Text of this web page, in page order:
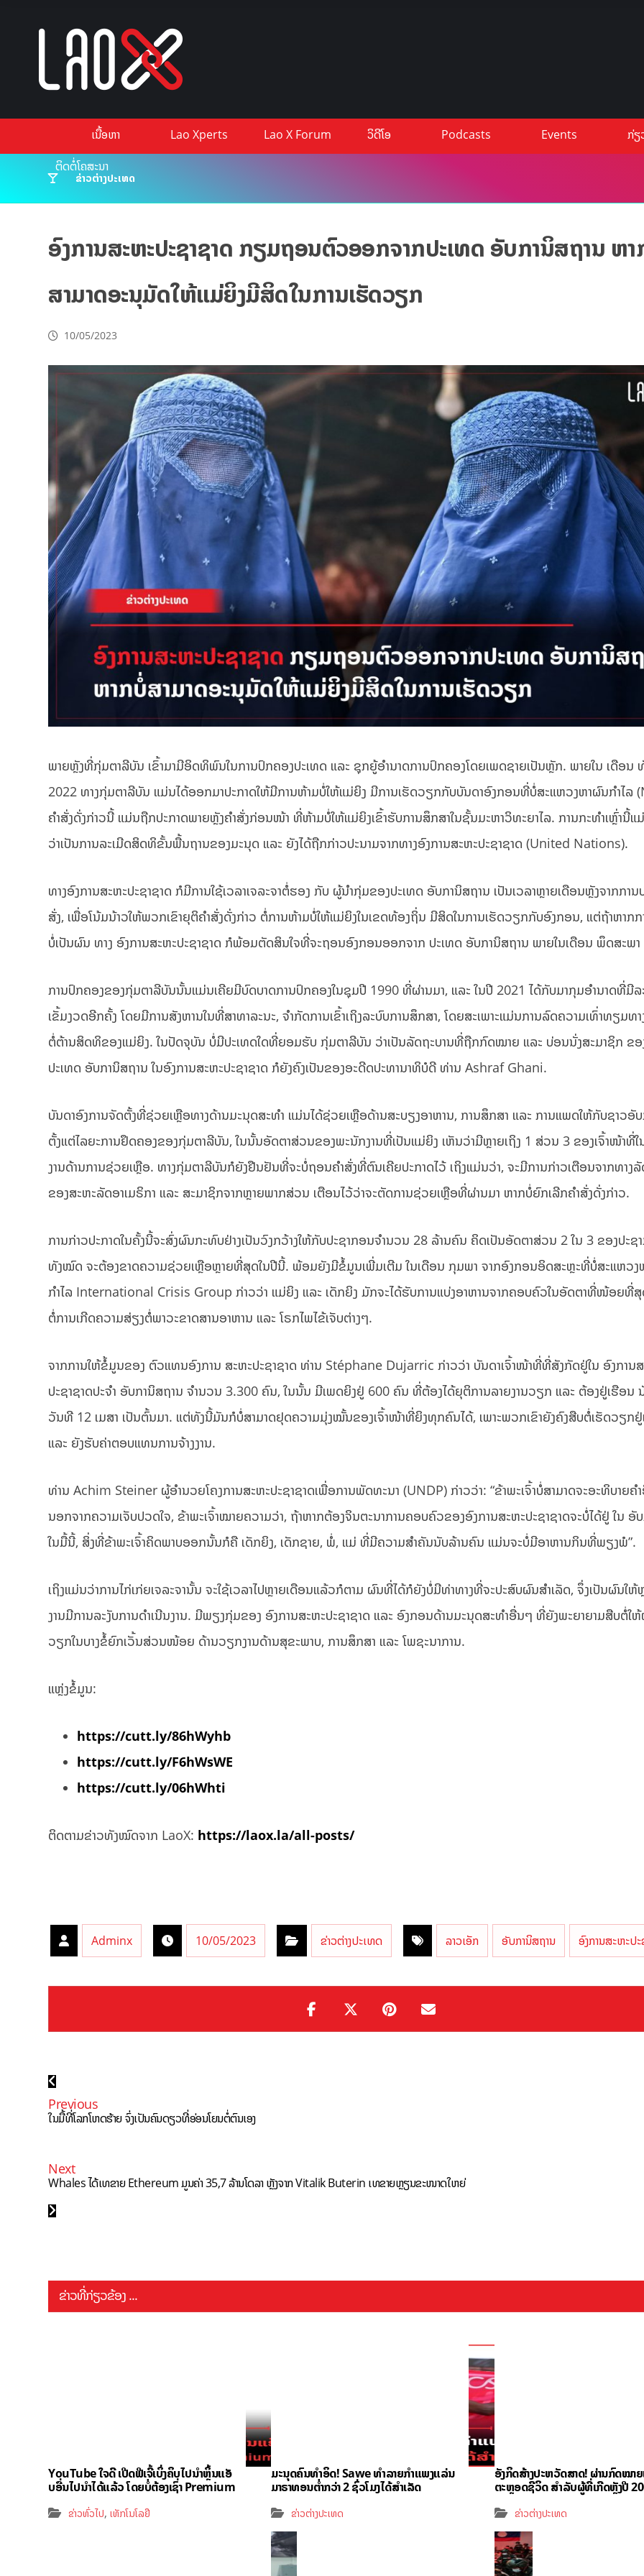
ເນື້ອຫາ Lao Xperts Lao X Forum ວິດີໂອ Podcasts Events
ກ່ຽ
ຕິດຕໍ່ໂຄສະນາ
ຂ່າວຕ່າງປະເທດ
ອົງການສະຫະປະຊາຊາດ ກຽມຖອນຕົວອອກຈາກປະເທດ ອັບການິສຖານ ຫ
ສາມາດອະນຸມັດໃຫ້ແມ່ຍິງມີສິດໃນການເຮັດວຽກ
10/05/2023
ພາຍຫຼັງທີ່ກຸ່ມຕາລີບັນ ເຂົ້າມາມີອິດທິພົນໃນການປົກຄອງປະເທດ ແລະ ຊຸກຍູ້ອຳນາດການປົກຄອງໂດຍເພດຊາຍເປັນຫຼັກ. ພາຍໃນ ເດືອນ
2022 ທາງກຸ່ມຕາລີບັນ ແມ່ນໄດ້ອອກມາປະກາດໃຫ້ມີການຫ້າມບໍ່ໃຫ້ແມ່ຍິງ ມີການເຮັດວຽກກັບບັນດາອົງກອນທີ່ບໍ່ສະແຫວງຫາຜົນກຳໄລ
ຄຳສັ່ງດັ່ງກ່າວນີ້ ແມ່ນຖືກປະກາດພາຍຫຼັງຄໍາສັ່ງກ່ອນໜ້າ ທີ່ຫ້າມບໍ່ໃຫ້ແມ່ຍິງເຂົ້າຮັບການສຶກສາໃນຊັ້ນມະຫາວິທະຍາໄລ. ການກະທຳເຫຼົ່ານີ້ແ
ວ່າເປັນການລະເມີດສິດທິຂັ້ນພື້ນຖານຂອງມະນຸດ ແລະ ຍັງໄດ້ຖືກກ່າວປະນາມຈາກທາງອົງການສະຫະປະຊາຊາດ (United Nations).
ທາງອົງການສະຫະປະຊາຊາດ ກໍມີການໃຊ້ເວລາເຈລະຈາຕໍ່ຮອງ ກັບ ຜູ້ນໍາກຸ່ມຂອງປະເທດ ອັບການິສຖານ ເປັນເວລາຫຼາຍເດືອນຫຼັງຈາກການ
ສັ່ງ, ເພື່ອໂນ້ມນ້າວໃຫ້ພວກເຂົາຍຸຕິຄໍາສັ່ງດັ່ງກ່າວ ຕໍ່ການຫ້າມບໍ່ໃຫ້ແມ່ຍິງໃນເຂດທ້ອງຖິ່ນ ມີສິດໃນການເຮັດວຽກກັບອົງກອນ, ແຕ່ຖ້າຫາກກ
ບໍ່ເປັນຜົນ ທາງ ອົງການສະຫະປະຊາຊາດ ກໍພ້ອມຕັດສິນໃຈທີ່ຈະຖອນອົງກອນອອກຈາກ ປະເທດ ອັບການິສຖານ ພາຍໃນເດືອນ ພຶດສະພາ
ການປົກຄອງຂອງກຸ່ມຕາລີບັນນັ້ນແມ່ນເຄີຍມີບົດບາດການປົກຄອງໃນຊຸມປີ 1990 ທີ່ຜ່ານມາ, ແລະ ໃນປີ 2021 ໄດ້ກັບມາກຸມອຳນາດທີ່ມີລ
ເຂັ້ມງວດອີກຄັ້ງ ໂດຍມີການສັງຫານໃນທີ່ສາທາລະນະ, ຈໍາກັດການເຂົ້າເຖິງລະບົບການສຶກສາ, ໂດຍສະເພາະແມ່ນການລົດຄວາມເທົ່າທຽມທາ
ຕໍ່ຕ້ານສິດທິຂອງແມ່ຍິງ. ໃນປັດຈຸບັນ ບໍ່ມີປະເທດໃດທີ່ຍອມຮັບ ກຸ່ມຕາລີບັນ ວ່າເປັນລັດຖະບານທີ່ຖືກກົດໝາຍ ແລະ ບ່ອນນັ່ງສະມາຊິກ ຂ
ປະເທດ ອັບການິສຖານ ໃນອົງການສະຫະປະຊາຊາດ ກໍຍັງຄົງເປັນຂອງອະດີດປະທານາທິບໍດີ ທ່ານ Ashraf Ghani.
ບັນດາອົງການຈັດຕັ້ງທີ່ຊ່ວຍເຫຼືອທາງດ້ານມະນຸດສະທຳ ແມ່ນໄດ້ຊ່ວຍເຫຼືອດ້ານສະບຽງອາຫານ, ການສຶກສາ ແລະ ການແພດໃຫ້ກັບຊາວອັ
ຕັ້ງແຕ່ໄລຍະການຢຶດຄອງຂອງກຸ່ມຕາລີບັນ, ໃນນັ້ນອັດຕາສ່ວນຂອງພະນັກງານທີ່ເປັນແມ່ຍິງ ເຫັນວ່າມີຫຼາຍເຖິງ 1 ສ່ວນ 3 ຂອງເຈົ້າໜ້າທີ່
ງານດ້ານການຊ່ວຍເຫຼືອ. ທາງກຸ່ມຕາລີບັນກໍຍັງຢືນຢັນທີ່ຈະບໍ່ຖອນຄໍາສັ່ງທີ່ຕົນເຄີຍປະກາດໄວ້ ເຖິງແມ່ນວ່າ, ຈະມີການກ່າວເຕືອນຈາກທາງລັ
ຂອງສະຫະລັດອາເມຣິກາ ແລະ ສະມາຊິກຈາກຫຼາຍພາກສ່ວນ ເຕືອນໄວ້ວ່າຈະຕັດການຊ່ວຍເຫຼືອທີ່ຜ່ານມາ ຫາກບໍ່ຍົກເລີກຄໍາສັ່ງດັ່ງກ່າວ.
ການກ່າວປະກາດໃນຄັ້ງນີ້ຈະສົ່ງຜົນກະທົບຢ່າງເປັນວົງກວ້າງໃຫ້ກັບປະຊາກອນຈໍານວນ 28 ລ້ານຄົນ ຄິດເປັນອັດຕາສ່ວນ 2 ໃນ 3 ຂອງປະຊ
ທັງໝົດ ຈະຕ້ອງຂາດຄວາມຊ່ວຍເຫຼືອຫຼາຍທີ່ສຸດໃນປີນີ້. ພ້ອມຍັງມີຂໍ້ມູນເພີ່ມເຕີມ ໃນເດືອນ ກຸມພາ ຈາກອົງກອນອິດສະຫຼະທີ່ບໍ່ສະແຫວງ
ກຳໄລ International Crisis Group ກ່າວວ່າ ແມ່ຍິງ ແລະ ເດັກຍິງ ມັກຈະໄດ້ຮັບການແບ່ງອາຫານຈາກຄອບຄົວໃນອັດຕາທີ່ໜ້ອຍທີ່
ຕໍ່ການເກີດຄວາມສ່ຽງຕໍ່ພາວະຂາດສານອາຫານ ແລະ ໂຣກໄພໄຂ້ເຈັບຕ່າງໆ.
ຈາກການໃຫ້ຂໍ້ມູນຂອງ ຕົວແທນອົງການ ສະຫະປະຊາຊາດ ທ່ານ Stéphane Dujarric ກ່າວວ່າ ບັນດາເຈົ້າໜ້າທີ່ທີ່ສັງກັດຢູ່ໃນ ອົງການ
ປະຊາຊາດປະຈໍາ ອັບການິສຖານ ຈໍານວນ 3.300 ຄົນ, ໃນນັ້ນ ມີເພດຍິງຢູ່ 600 ຄົນ ທີ່ຕ້ອງໄດ້ຍຸຕິການລາຍງານວຽກ ແລະ ຕ້ອງຢູ່ເຮືອນ
ວັນທີ 12 ເມສາ ເປັນຕົ້ນມາ. ແຕ່ທັງນີ້ມັນກໍບໍ່ສາມາດຢຸດຄວາມມຸ່ງໝັ້ນຂອງເຈົ້າໜ້າທີ່ຍິງທຸກຄົນໄດ້, ເພາະພວກເຂົາຍັງຄົງສືບຕໍ່ເຮັດວຽກ
ແລະ ຍັງຮັບຄ່າຕອບແທນການຈ້າງງານ.
ທ່ານ Achim Steiner ຜູ້ອໍານວຍໂຄງການສະຫະປະຊາຊາດເພື່ອການພັດທະນາ (UNDP) ກ່າວວ່າ: “ຂ້າພະເຈົ້າບໍ່ສາມາດຈະອະທິບາຍຄໍ
ນອກຈາກຄວາມເຈັບປວດໃຈ, ຂ້າພະເຈົ້າໝາຍຄວາມວ່າ, ຖ້າຫາກຕ້ອງຈິນຕະນາການຄອບຄົວຂອງອົງການສະຫະປະຊາຊາດຈະບໍ່ໄດ້ຢູ່ ໃນ ອັ
ໃນມື້ນີ້, ສິ່ງທີ່ຂ້າພະເຈົ້າຄິດພາບອອກນັ້ນກໍຄື ເດັກຍິງ, ເດັກຊາຍ, ພໍ່, ແມ່ ທີ່ມີຄວາມສຳຄັນນັບລ້ານຄົນ ແມ່ນຈະບໍ່ມີອາຫານກິນທີ່ພຽງພໍ”.
ເຖິງແມ່ນວ່າການໄກ່ເກ່ຍເຈລະຈານັ້ນ ຈະໃຊ້ເວລາໄປຫຼາຍເດືອນແລ້ວກໍຕາມ ຜົນທີ່ໄດ້ກໍຍັງບໍ່ມີທ່າທາງທີ່ຈະປະສົບຜົນສຳເລັດ, ຈຶ່ງເປັນຜົນໃ
ງານມີການລະງັບການດໍາເນີນງານ. ມີພຽງກຸ່ມຂອງ ອົງການສະຫະປະຊາຊາດ ແລະ ອົງກອນດ້ານມະນຸດສະທຳອື່ນໆ ທີ່ຍັງພະຍາຍາມສືບຕໍ່ໃ
ວຽກໃນບາງຂໍ້ຍົກເວັ້ນສ່ວນໜ້ອຍ ດ້ານວຽກງານດ້ານສຸຂະພາບ, ການສຶກສາ ແລະ ໂພຊະນາການ.
ແຫຼ່ງຂໍ້ມູນ:
https://cutt.ly/86hWyhb
https://cutt.ly/F6hWsWE
https://cutt.ly/06hWhti
ຕິດຕາມຂ່າວທັງໝົດຈາກ LaoX: https://laox.la/all-posts/
Adminx 10/05/2023 ຂ່າວຕ່າງປະເທດ ລາວເອັກ ອັບການິສຖານ ອົງການສະຫະປະ
Previous
ໃນມື້ທີ່ໂລກໂຫດຮ້າຍ ຈົ່ງເປັນຄົນດຽວທີ່ອ່ອນໂຍນຕໍ່ຕົນເອງ
Next
Whales ໄດ້ເທຂາຍ Ethereum ມູນຄ່າ 35,7 ລ້ານໂດລາ ຫຼັງຈາກ Vitalik Buterin ເທຂາຍຫຼຽນຂະໜາດໃຫຍ່
ຂ່າວທີ່ກ່ຽວຂ້ອງ ...
YouTube ໃຈດີ ເປີດຟີເຈີ້ເບິ່ງຄິບໄປນຳຫຼິ້ນແອັ
ບອື່ນໄປນຳໄດ້ແລ້ວ ໂດຍບໍ່ຕ້ອງເຊົ່າ Premium
ຂ່າວທົ່ວໄປ,ເທັກໂນໂລຢີ
ມະນຸດຄົນທຳອິດ! Sawe ທຳລາຍກຳແພງແລ່ນ
ມາຣາທອນຕ່ຳກວ່າ 2 ຊົ່ວໂມງໄດ້ສຳເລັດ
ຂ່າວຕ່າງປະເທດ
ອັງກິດສ້າງປະຫວັດສາດ! ຜ່ານກົດໝາ
ຕະຫຼອດຊີວິດ ສຳລັບຜູ້ທີ່ເກີດຫຼັງປີ
ຂ່າວຕ່າງປະເທດ